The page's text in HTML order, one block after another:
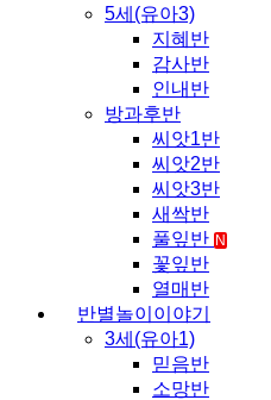
5세(유아3)
지혜반
감사반
인내반
방과후반
씨앗1반
씨앗2반
씨앗3반
새싹반
풀잎반 N
꽃잎반
열매반
반별놀이이야기
3세(유아1)
믿음반
소망반